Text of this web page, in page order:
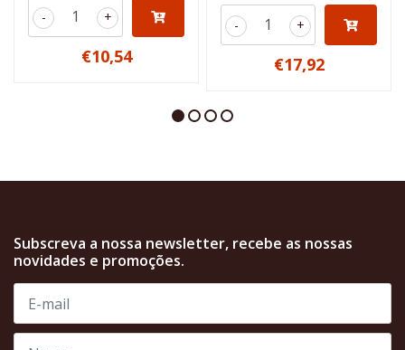
+
-
€10,54
+
-
€17,92
Subscreva a nossa newsletter, recebe as nossas
novidades e promoções.